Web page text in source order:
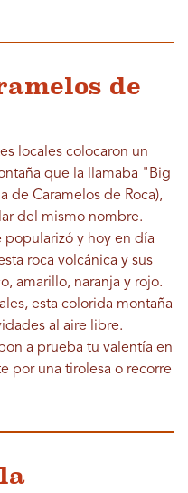
de
locales colocaron un
que la llamaba "Big
de Caramelos de Roca),
del mismo nombre.
y hoy en día
roca volcánica y sus
amarillo, naranja y rojo.
esta colorida montaña
al aire libre.
a prueba tu valentía en
por una tirolesa o recorre